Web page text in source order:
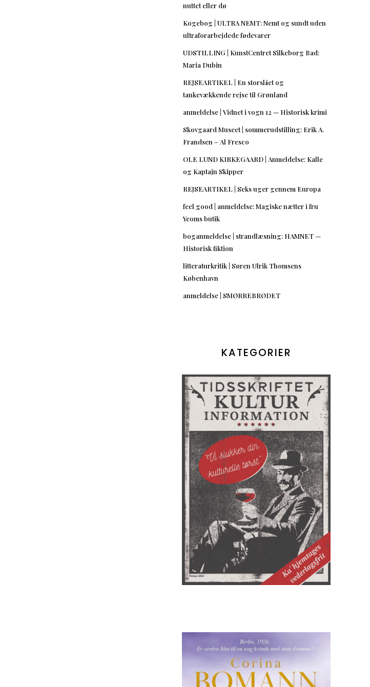
nuttet eller dø
Kogebog | ULTRA NEMT: Nemt og sundt uden
ultraforarbejdede fødevarer
UDSTILLING | KunstCentret Silkeborg Bad:
Maria Dubin
REJSEARTIKEL | En storslået og
tankevækkende rejse til Grønland
anmeldelse | Vidnet i vogn 12 — Historisk krimi
Skovgaard Museet | sommerudstilling: Erik A.
Frandsen – Al Fresco
OLE LUND KIRKEGAARD | Anmeldelse: Kalle
og Kaptajn Skipper
REJSEARTIKEL | Seks uger gennem Europa
feel good | anmeldelse: Magiske nætter i fru
Yeoms butik
boganmeldelse | strandlæsning: HAMNET —
Historisk fiktion
litteraturkritik | Søren Ulrik Thomsens
København
anmeldelse | SMØRREBRØDET
KATEGORIER